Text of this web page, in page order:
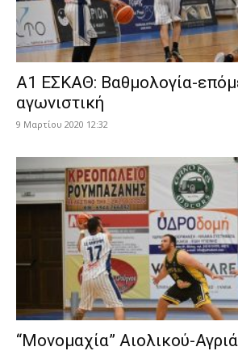
Α1 ΕΣΚΑΘ: Βαθμολογία-
αγωνιστική
9 Μαρτίου 2020 12:32
“Μονομαχία” Αιολικού-